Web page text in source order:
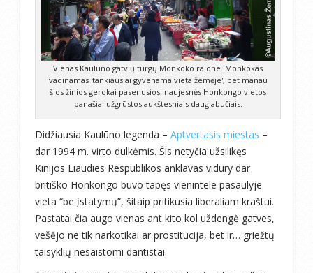
Vienas Kaulūno gatvių turgų Monkoko rajone. Monkokas
vadinamas 'tankiausiai gyvenama vieta žemėje', bet manau
šios žinios gerokai pasenusios: naujesnės Honkongo vietos
panašiai užgrūstos aukštesniais daugiabučiais.
Didžiausia Kaulūno legenda – Aptvertasis miestas –
dar 1994 m. virto dulkėmis. Šis netyčia užsilikęs
Kinijos Liaudies Respublikos anklavas vidury dar
britiško Honkongo buvo tapęs vienintele pasaulyje
vieta “be įstatymų”, šitaip pritikusia liberaliam kraštui.
Pastatai čia augo vienas ant kito kol uždengė gatves,
vešėjo ne tik narkotikai ar prostitucija, bet ir… griežtų
taisyklių nesaistomi dantistai.